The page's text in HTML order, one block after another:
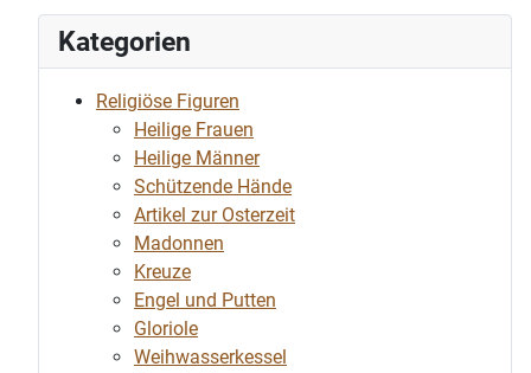
Kategorien
Religiöse Figuren
Heilige Frauen
Heilige Männer
Schützende Hände
Artikel zur Osterzeit
Madonnen
Kreuze
Engel und Putten
Gloriole
Weihwasserkessel